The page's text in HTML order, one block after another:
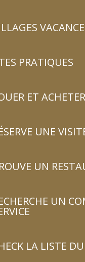
PRATIQUES
ET
UNE
UN
UN
LA LISTE